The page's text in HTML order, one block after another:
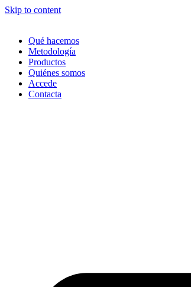
Skip to content
Qué hacemos
Metodología
Productos
Quiénes somos
Accede
Contacta